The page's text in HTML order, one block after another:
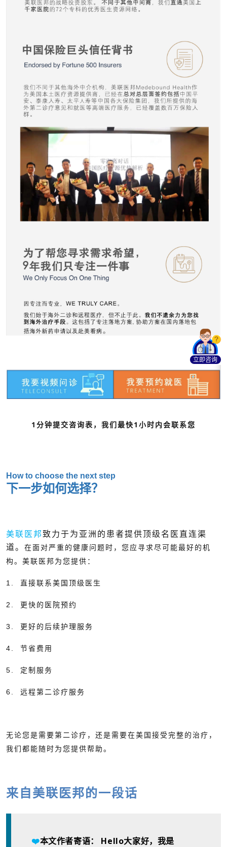
1分钟提交咨询表，我们最快1小时内会联系您
How to choose the next step
下一步如何选择？
美联医邦致力于为亚洲的患者提供顶级名医直连渠
道。
在面对严重的健康问题时，您应寻求尽可能最好的机
构。美联医邦为您提供：
1. 直接联系美国顶级医生
2. 更快的医院预约
3. 更好的后续护理服务
4. 节省费用
5. 定制服务
6. 远程第二诊疗服务
无论您是需要第二诊疗，还是需要在美国接受完整的治疗，
我们都能随时为您提供帮助。
来自美联医邦的一段话
❤️本文作者寄语： Hello大家好， 我是
立即咨询